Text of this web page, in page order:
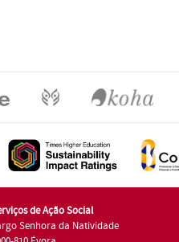
de Ação Social
Senhora da Natividade